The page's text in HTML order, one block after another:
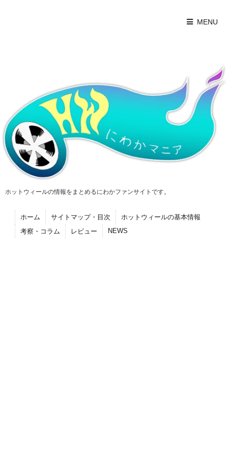
MENU
ホットウィールの情報をまとめるにわかファンサイトです。
ホーム サイトマップ・目次
ホットウィールの基本情報
考察・コラム
レビュー NEWS